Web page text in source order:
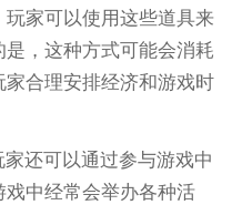
家可以使用这些道具来
，这种方式可能会消耗
合理安排经济和游戏时
还可以通过参与游戏中
中经常会举办各种活